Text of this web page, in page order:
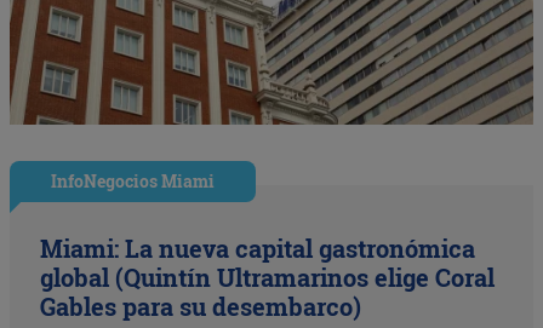
InfoNegocios Miami
Miami: La nueva capital gastronómica
global (Quintín Ultramarinos elige Coral
Gables para su desembarco)